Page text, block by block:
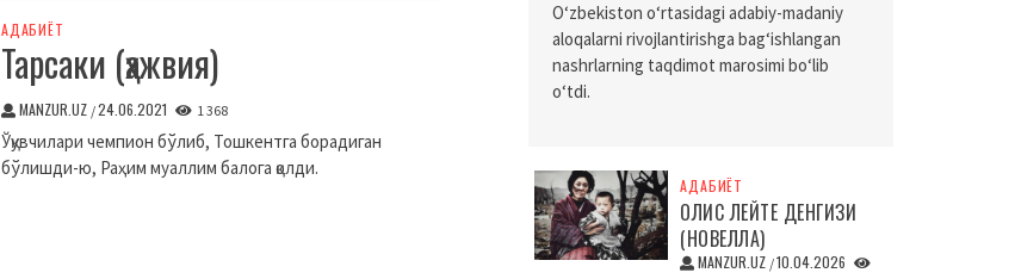
АДАБИЁТ
Тарсаки (ҳажвия)
MANZUR.UZ /24.06.2021 1 368
Ўқувчилари чемпион бўлиб, Тошкентга борадиган
бўлишди-ю, Раҳим муаллим балога қолди.
O‘zbekiston o‘rtasidagi adabiy-madaniy
aloqalarni rivojlantirishga bag‘ishlangan
nashrlarning taqdimot marosimi bo‘lib
o‘tdi.
АДАБИЁТ
ОЛИС ЛЕЙТЕ ДЕНГИЗИ
(НОВЕЛЛА)
MANZUR.UZ /10.04.2026